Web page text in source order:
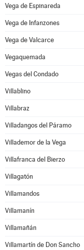
Vega de Espinareda
Vega de Infanzones
Vega de Valcarce
Vegaquemada
Vegas del Condado
Villablino
Villabraz
Villadangos del Páramo
Villademor de la Vega
Villafranca del Bierzo
Villagatón
Villamandos
Villamanín
Villamañán
Villamartín de Don Sancho